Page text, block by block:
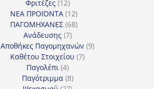
προϊόντα
Φριτέζες 1212
προϊόντα
ΝΕΑ ΠΡΟΪΟΝΤΑ 1212
προϊόντα
ΠΑΓΟΜΗΧΑΝΕΣ 6868
Ανάδευσης 77
προϊόντα
Αποθήκες Παγομηχανών 99
Καθέτου Στοιχείου 77
Παγολέπι 44
προϊόντα
Παγότριμμα 88